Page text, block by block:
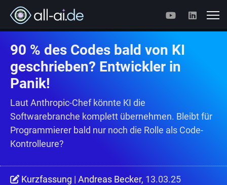
90 % des Codes bald von KI
geschrieben? Entwickler in
Panik!
Laut Anthropic-Chef könnte KI die
Softwarebranche komplett übernehmen. Bleibt für
Programmierer bald nur noch die Rolle als Code-
Kontrolleure?
Kurzfassung | Andreas Becker, 13.03.25